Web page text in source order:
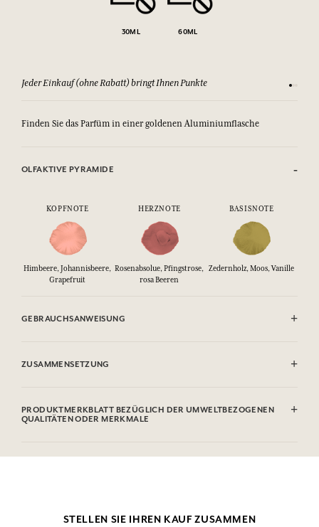
30ML 60ML
Jeder Einkauf (ohne Rabatt) bringt Ihnen Punkte Sehen
Finden Sie das Parfüm in einer goldenen Aluminiumflasche
OLFAKTIVE PYRAMIDE
KOPFNOTE HERZNOTE BASISNOTE
Himbeere, Johannisbeere,
Grapefruit
Rosenabsolue, Pfingstrose,
rosa Beeren
Zedernholz, Moos, Vanille
GEBRAUCHSANWEISUNG
ZUSAMMENSETZUNG
Hydroxycitronellal, Citronellol, Limonene, Linalool, Geraniol, Citral
PRODUKTMERKBLATT BEZÜGLICH DER UMWELTBEZOGENEN
QUALITÄTEN ODER MERKMALE
Bitte konsultieren Sie die Umweltqualitäten oder -merkmale, indem
STELLEN SIE IHREN KAUF ZUSAMMEN